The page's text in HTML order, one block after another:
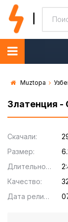
Muztopa
Златенция -
Скачали:
Размер:
Длительность:
Качество:
Дата релиза: